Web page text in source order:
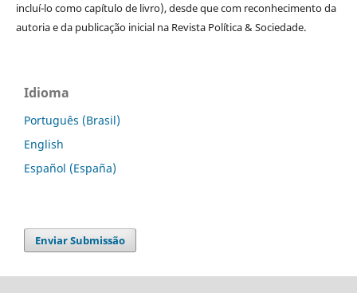
incluí-lo como capítulo de livro), desde que com reconhecimento da
autoria e da publicação inicial na Revista Política & Sociedade.
Idioma
Português (Brasil)
English
Español (España)
Enviar Submissão